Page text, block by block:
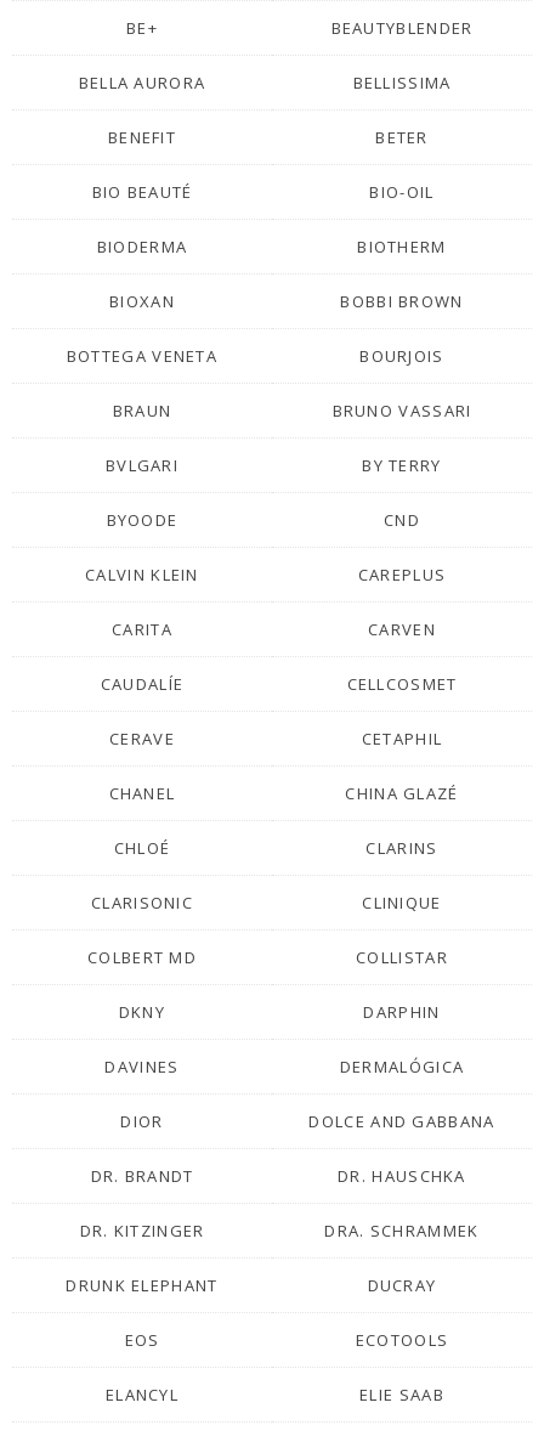
BE+ BEAUTYBLENDER
BELLA AURORA BELLISSIMA
BENEFIT BETER
BIO BEAUTÉ BIO-OIL
BIODERMA BIOTHERM
BIOXAN BOBBI BROWN
BOTTEGA VENETA BOURJOIS
BRAUN BRUNO VASSARI
BVLGARI BY TERRY
BYOODE CND
CALVIN KLEIN CAREPLUS
CARITA CARVEN
CAUDALÍE CELLCOSMET
CERAVE CETAPHIL
CHANEL CHINA GLAZÉ
CHLOÉ CLARINS
CLARISONIC CLINIQUE
COLBERT MD COLLISTAR
DKNY DARPHIN
DAVINES DERMALÓGICA
DIOR DOLCE AND GABBANA
DR. BRANDT DR. HAUSCHKA
DR. KITZINGER DRA. SCHRAMMEK
DRUNK ELEPHANT DUCRAY
EOS ECOTOOLS
ELANCYL ELIE SAAB